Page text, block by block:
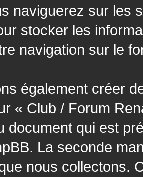
naviguerez sur les
stocker les
navigation sur le
également créer
« Club / Forum
document qui est
La seconde
nous collectons.